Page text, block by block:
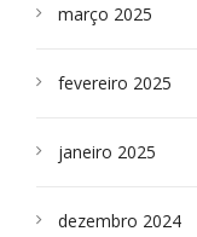
março 2025
fevereiro 2025
janeiro 2025
dezembro 2024